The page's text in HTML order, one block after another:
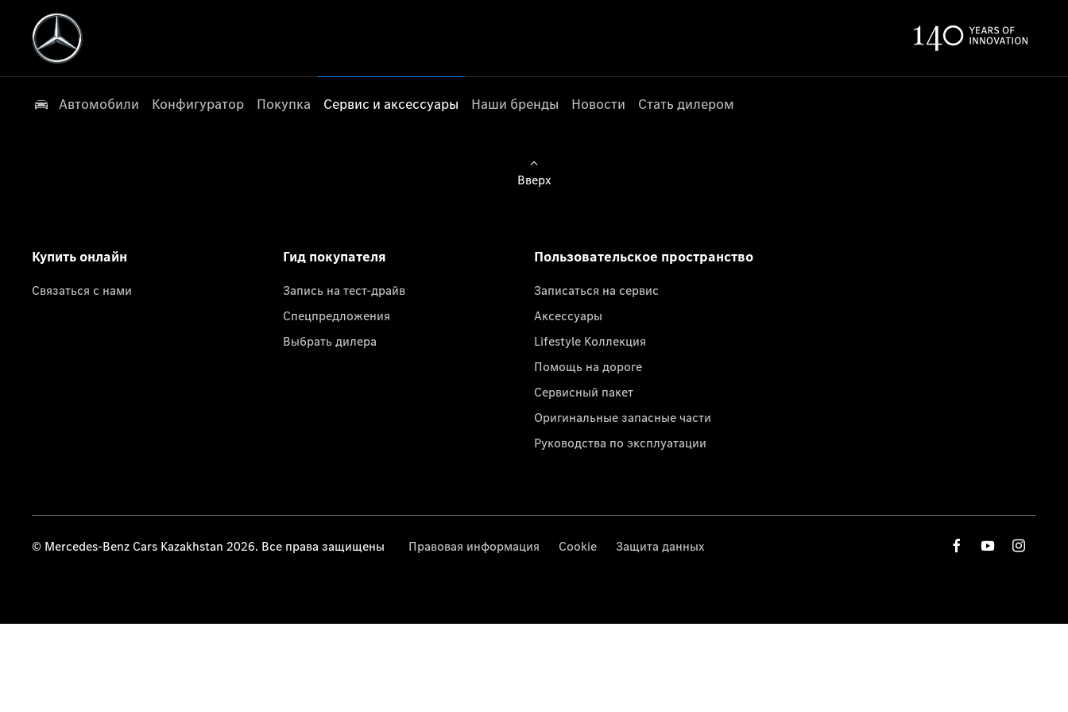
Автомобили Конфигуратор Покупка Сервис и аксессуары Наши бренды Новости Стать дилером
Вверх
Купить онлайн
Связаться с нами
Гид покупателя
Запись на тест-драйв
Спецпредложения
Выбрать дилера
Пользовательское пространство
Записаться на сервис
Аксессуары
Lifestyle Коллекция
Помощь на дороге
Сервисный пакет
Оригинальные запасные части
Руководства по эксплуатации
© Mercedes-Benz Cars Kazakhstan 2026. Все права защищены Правовая информация Cookie Защита данных